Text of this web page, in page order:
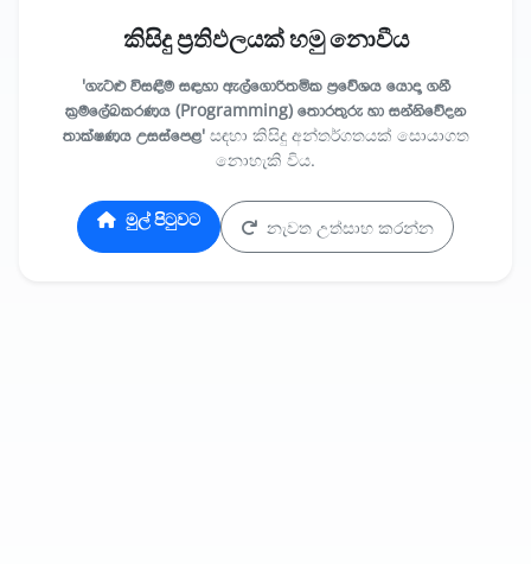
කිසිදු ප්‍රතිඵලයක් හමු නොවීය
'ගැටළු විසඳීම සඳහා ඇල්ගොරිතමික ප්‍රවේශය යොදා ගනී
ක්‍රමලේඛකරණය (Programming) තොරතුරු හා සන්නිවේදන
තාක්ෂණය උසස්පෙළ'සඳහා කිසිදු අන්තර්ගතයක් සොයාගත
නොහැකි විය.
මුල් පිටුවට නැවත උත්සාහ කරන්න